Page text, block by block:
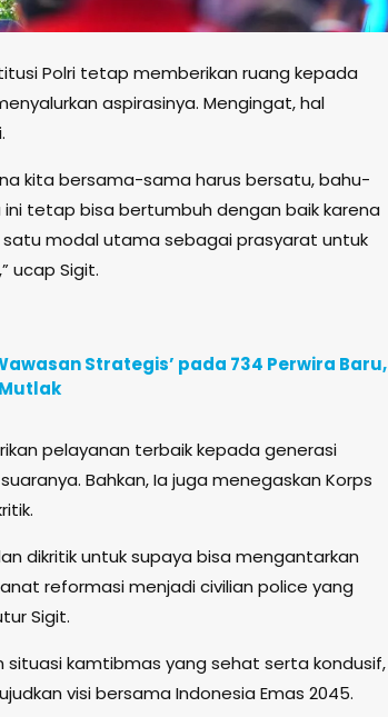
Polri tetap memberikan ruang kepada
aspirasinya. Mengingat, hal
kita bersama-sama harus bersatu, bahu-
tetap bisa bertumbuh dengan baik karena
modal utama sebagai prasyarat untuk
ucap Sigit.
Strategis’ pada 734 Perwira Baru,
pelayanan terbaik kepada generasi
Bahkan, Ia juga menegaskan Korps
dikritik untuk supaya bisa mengantarkan
reformasi menjadi civilian police yang
Sigit.
situasi kamtibmas yang sehat serta kondusif,
visi bersama Indonesia Emas 2045.